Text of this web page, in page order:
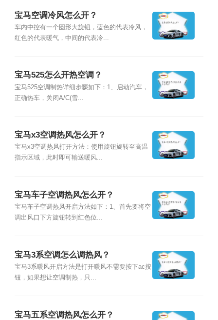
宝马空调冷风怎么开？
车内中控有一个圆形大旋钮，蓝色的代表冷风，
红色的代表暖气，中间的代表冷...
宝马525怎么开热空调？
宝马525空调制热详细步骤如下：1、启动汽车，
正确热车，关闭A/C(雪...
宝马x3空调热风怎么开？
宝马x3空调热风打开方法：使用旋钮旋转至高温
指示区域，此时即可输送暖风...
宝马车子空调热风怎么开？
宝马车子空调热风开启方法如下：1、首先要将空
调出风口下方旋钮转到红色位...
宝马3系空调怎么调热风？
宝马3系暖风开启方法是打开暖风不需要按下ac按
钮，如果想让空调制热，只...
宝马五系空调热风怎么开？